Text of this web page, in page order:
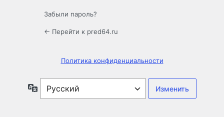
Забыли пароль?
← Перейти к pred64.ru
Политика конфиденциальности
Язык